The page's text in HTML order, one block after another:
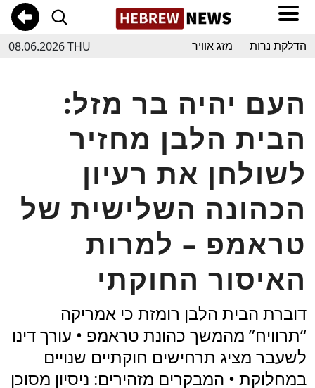
08.06.2026 THU הדלקת נרות מזג אוויר
העם יהיה בר מזל:
הבית הלבן מחזיר
לשולחן את רעיון
הכהונה השלישית של
טראמפ – למרות
האיסור החוקתי
דוברת הבית הלבן רומזת כי אמריקה
“תרוויח” מהמשך כהונת טראמפ • עורך דינו
לשעבר מציג תרחישים חוקתיים שנויים
במחלוקת • המבקרים מזהירים: ניסיון מסוכן